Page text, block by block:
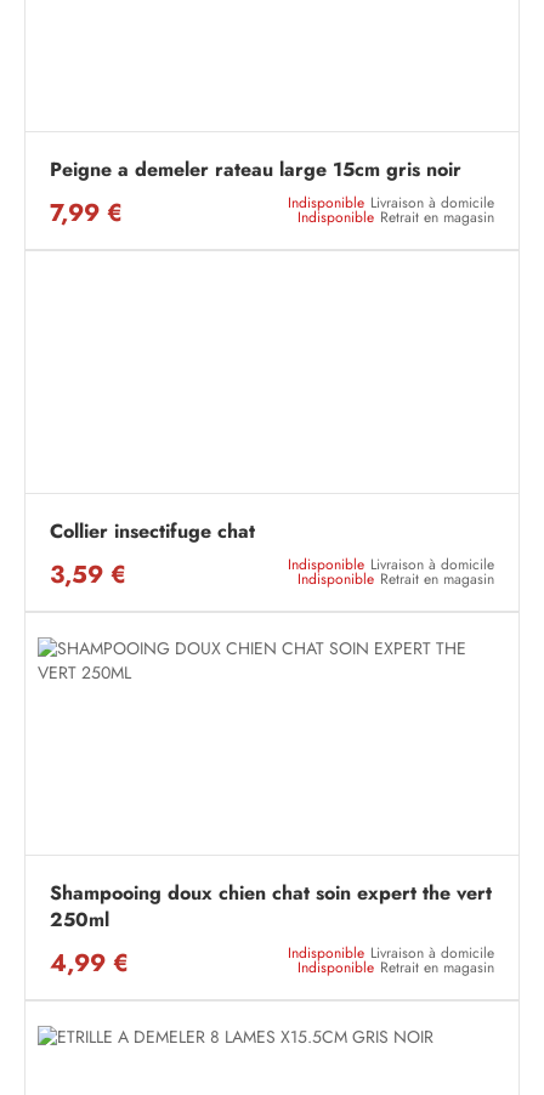
Peigne a demeler rateau large 15cm gris noir
7,99 € Indisponible Livraison à domicile
Indisponible Retrait en magasin
Collier insectifuge chat
3,59 € Indisponible Livraison à domicile
Indisponible Retrait en magasin
Shampooing doux chien chat soin expert the vert
250ml
4,99 € Indisponible Livraison à domicile
Indisponible Retrait en magasin